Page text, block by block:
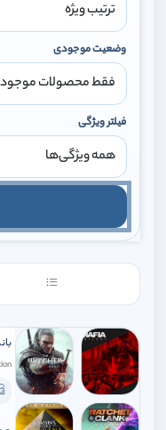
وضعیت موجودی
فیلتر ویژگی